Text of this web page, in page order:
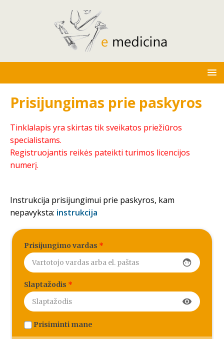
Prisijungimas prie paskyros
Tinklalapis yra skirtas tik sveikatos priežiūros
specialistams.
Registruojantis reikės pateikti turimos licencijos
numerį.
Instrukcija prisijungimui prie paskyros, kam
nepavyksta: instrukcija
Prisijungimo vardas *
face
Slaptažodis *
visibility
Prisiminti mane